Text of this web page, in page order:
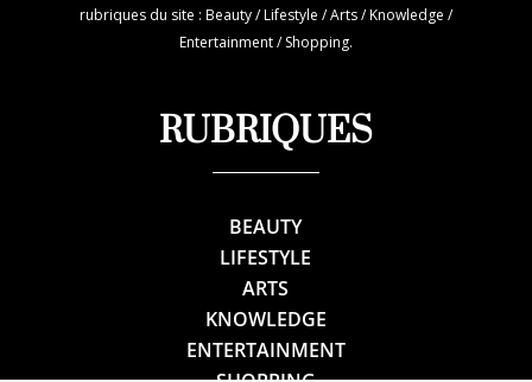
rubriques du site : Beauty / Lifestyle / Arts / Knowledge /
Entertainment / Shopping.
RUBRIQUES
BEAUTY
LIFESTYLE
ARTS
KNOWLEDGE
ENTERTAINMENT